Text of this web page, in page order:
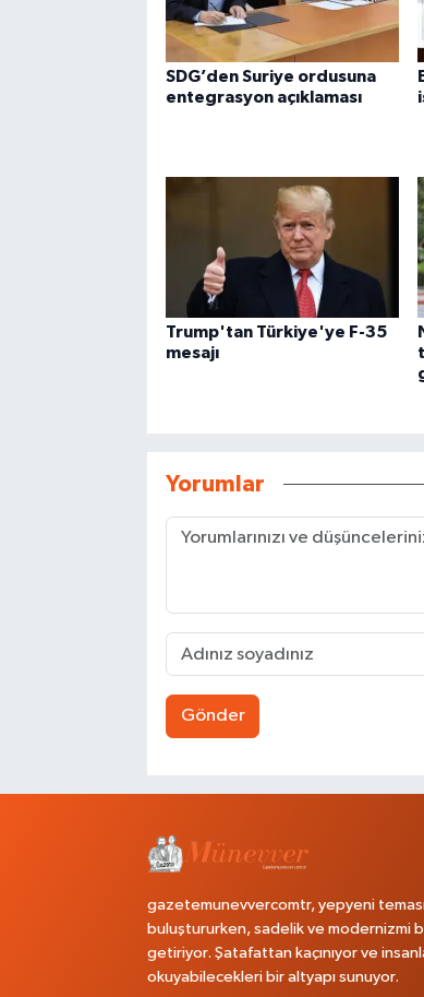
SDG’den Suriye ordusuna
entegrasyon açıklaması
Trump'tan Türkiye'ye F-35
mesajı
Yorumlar
Gönder
gazetemunevvercomtr, yepyeni
buluştururken, sadelik ve modernizmi
getiriyor. Şatafattan kaçınıyor ve
okuyabilecekleri bir altyapı sunuyor.